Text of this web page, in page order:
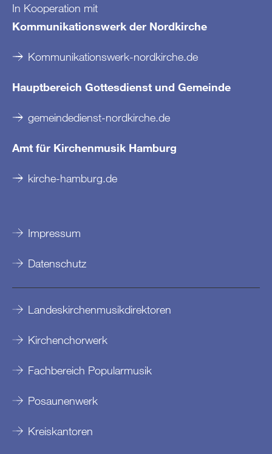
In Kooperation mit
Kommunikationswerk der Nordkirche
Kommunikationswerk-nordkirche.de
Hauptbereich Gottesdienst und Gemeinde
gemeindedienst-nordkirche.de
Amt für Kirchenmusik Hamburg
kirche-hamburg.de
Impressum
Datenschutz
Landeskirchenmusikdirektoren
Kirchenchorwerk
Fachbereich Popularmusik
Posaunenwerk
Kreiskantoren